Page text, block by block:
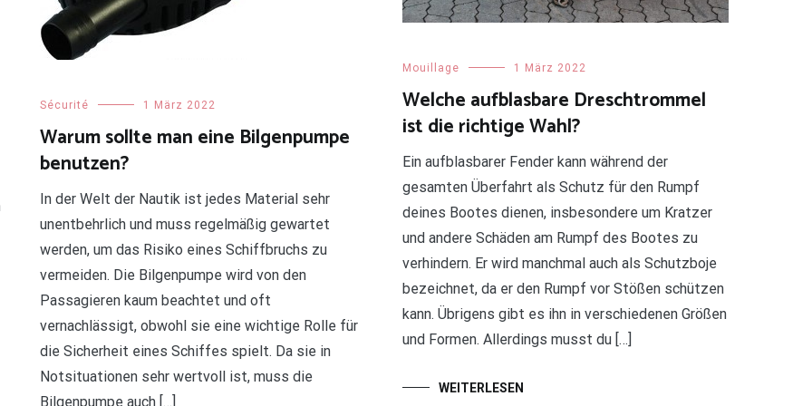
Sécurité 1 März 2022
Warum sollte man eine Bilgenpumpe
benutzen?
In der Welt der Nautik ist jedes Material sehr
unentbehrlich und muss regelmäßig gewartet
werden, um das Risiko eines Schiffbruchs zu
vermeiden. Die Bilgenpumpe wird von den
Passagieren kaum beachtet und oft
vernachlässigt, obwohl sie eine wichtige Rolle für
die Sicherheit eines Schiffes spielt. Da sie in
Notsituationen sehr wertvoll ist, muss die
Bilgenpumpe auch […]
Mouillage 1 März 2022
Welche aufblasbare Dreschtrommel
ist die richtige Wahl?
Ein aufblasbarer Fender kann während der
gesamten Überfahrt als Schutz für den Rumpf
deines Bootes dienen, insbesondere um Kratzer
und andere Schäden am Rumpf des Bootes zu
verhindern. Er wird manchmal auch als Schutzboje
bezeichnet, da er den Rumpf vor Stößen schützen
kann. Übrigens gibt es ihn in verschiedenen Größen
und Formen. Allerdings musst du […]
WEITERLESEN